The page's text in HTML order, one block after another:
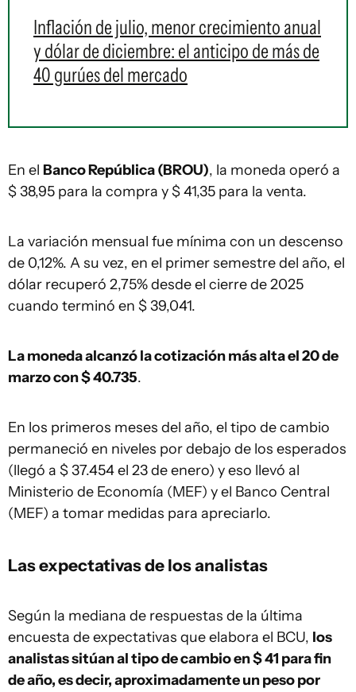
Inflación de julio, menor crecimiento anual
y dólar de diciembre: el anticipo de más de
40 gurúes del mercado
En el Banco República (BROU), la moneda operó a
$ 38,95 para la compra y $ 41,35 para la venta.
La variación mensual fue mínima con un descenso
de 0,12%. A su vez, en el primer semestre del año, el
dólar recuperó 2,75% desde el cierre de 2025
cuando terminó en $ 39,041.
La moneda alcanzó la cotización más alta el 20 de
marzo con $ 40.735.
En los primeros meses del año, el tipo de cambio
permaneció en niveles por debajo de los esperados
(llegó a $ 37.454 el 23 de enero) y eso llevó al
Ministerio de Economía (MEF) y el Banco Central
(MEF) a tomar medidas para apreciarlo.
Las expectativas de los analistas
Según la mediana de respuestas de la última
encuesta de expectativas que elabora el BCU, los
analistas sitúan al tipo de cambio en $ 41 para fin
de año, es decir, aproximadamente un peso por